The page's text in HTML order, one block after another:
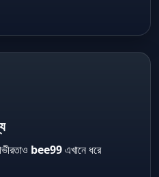
bee99এখানে ধরে